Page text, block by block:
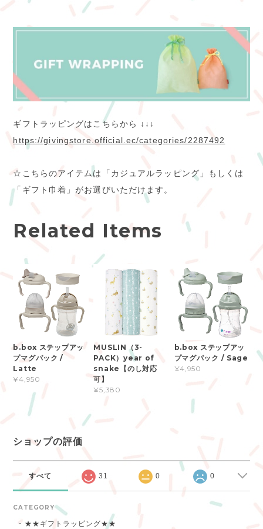
ギフトラッピングはこちらから ↓↓↓
https://givingstore.official.ec/categories/2287492
☆こちらのアイテムは「カジュアルラッピング」もしくは
「ギフト巾着」がお選びいただけます。
Related Items
b.box ステップアッ
プマグパック /
Latte
¥4,950
MUSLIN（3-
PACK）year of
snake【のし対応
可】
¥5,380
b.box ステップアッ
プマグパック / Sage
¥4,950
ショップの評価
すべて 31 0 0
CATEGORY
★★ギフトラッピング★★